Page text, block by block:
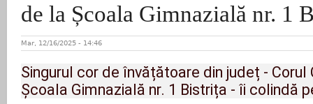
de la Școala Gimnazială nr. 1
Mar, 12/16/2025 - 14:46
Singurul cor de învățătoare din județ -
Școala Gimnazială nr. 1 Bistrița - îi colindă